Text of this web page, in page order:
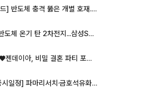
[증시키워드] 반도체 충격 뚫은 개별 호재...포스코퓨처엠·에코프로·한화솔루션 '눈길'
[특징주] 반도체 온기 탄 2차전지...삼성SDI, 장 초반 7% 넘게 껑충
톰 홀랜드♥젠데이아, 비밀 결혼 파티 포착⋯호텔 대관비만 9억
[오늘의 증시일정] 파마리서치·금호석유화학·코오롱인더·상상인증권 등